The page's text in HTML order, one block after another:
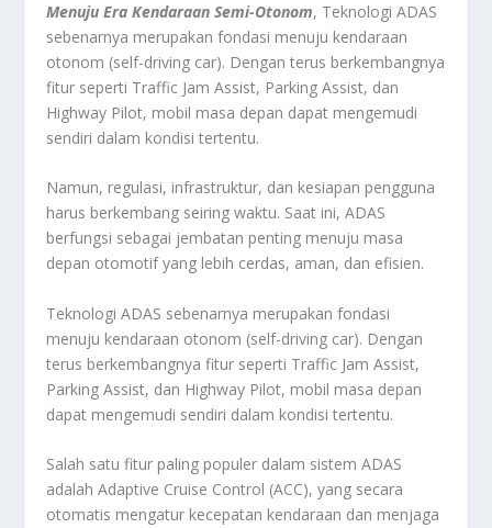
Menuju Era Kendaraan Semi-Otonom, Teknologi ADAS
sebenarnya merupakan fondasi menuju kendaraan
otonom (self-driving car). Dengan terus berkembangnya
fitur seperti Traffic Jam Assist, Parking Assist, dan
Highway Pilot, mobil masa depan dapat mengemudi
sendiri dalam kondisi tertentu.
Namun, regulasi, infrastruktur, dan kesiapan pengguna
harus berkembang seiring waktu. Saat ini, ADAS
berfungsi sebagai jembatan penting menuju masa
depan otomotif yang lebih cerdas, aman, dan efisien.
Teknologi ADAS sebenarnya merupakan fondasi
menuju kendaraan otonom (self-driving car). Dengan
terus berkembangnya fitur seperti Traffic Jam Assist,
Parking Assist, dan Highway Pilot, mobil masa depan
dapat mengemudi sendiri dalam kondisi tertentu.
Salah satu fitur paling populer dalam sistem ADAS
adalah Adaptive Cruise Control (ACC), yang secara
otomatis mengatur kecepatan kendaraan dan menjaga